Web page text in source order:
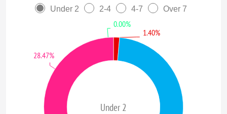
Under 2 2-4 4-7 Over 7
Under 2
1.40%
28.47%
0.00%